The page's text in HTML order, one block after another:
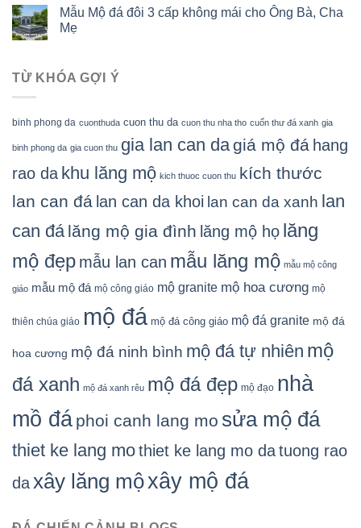
Mẫu Mộ đá đôi 3 cấp không mái cho Ông Bà, Cha
Mẹ
TỪ KHÓA GỢI Ý
binh phong da cuonthuda cuon thu da cuon thu nha tho cuốn thư đá xanh gia
binh phong da gia cuon thu gia lan can dagiá mộ đá hang
rao da khu lăng mộ kich thuoc cuon thu kích thước
lan can đá lan can da khoi lan can da xanh lan
can đá lăng mộ gia đình lăng mộ họ lăng
mộ đẹp mẫu lan can mẫu lăng mộ mẫu mộ công
giáo mẫu mộ đá mộ công giáo mộ granite mộ hoa cương mộ
thiên chúa giáo mộ đá mộ đá công giáo mộ đá granite mộ đá
hoa cương mộ đá ninh bình mộ đá tự nhiên mộ
đá xanh mộ đá xanh rêu mộ đá đẹp mộ đạo nhà
mồ đá phoi canh lang mo sửa mộ đá
thiet ke lang mothiet ke lang mo datuong rao
daxây lăng mộxây mộ đá